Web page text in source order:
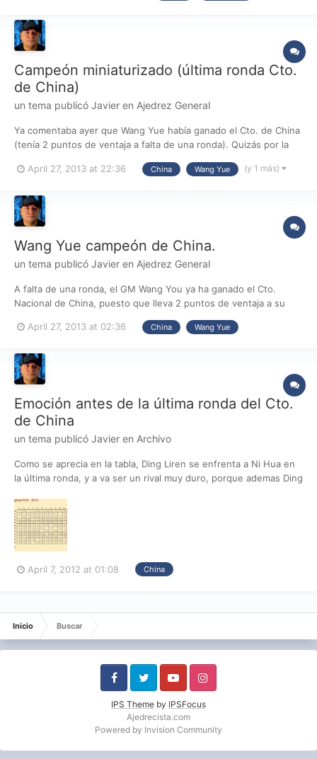
Campeón miniaturizado (última ronda Cto.
de China)
un tema publicó Javier en Ajedrez General
Ya comentaba ayer que Wang Yue había ganado el Cto. de China
(tenía 2 puntos de ventaja a falta de una ronda). Quizás por la
fue derrotado en tan solo 23 jugadas, la partida más corta del
April 27, 2013 at 22:36 China Wang Yue (y 1 más)
Wang Yue campeón de China.
un tema publicó Javier en Ajedrez General
A falta de una ronda, el GM Wang You ya ha ganado el Cto.
Nacional de China, puesto que lleva 2 puntos de ventaja a su
particularmente fuerte: ausencias de su 2 jugadores más
en el...
April 27, 2013 at 02:36 China Wang Yue
Emoción antes de la última ronda del Cto.
de China
un tema publicó Javier en Archivo
Como se aprecia en la tabla, Ding Liren se enfrenta a Ni Hua en
la última ronda, y a va ser un rival muy duro, porque ademas Ding
punto, llevará blancas en su encuentro. Es cierto que a Ni las
tablas o la victoria le dejan en el mismo siti...
April 7, 2012 at 01:08 China
Inicio Buscar
IPS Theme by IPSFocus
FacebookTwitter Youtube Instagram
Ajedrecista.com
Powered by Invision Community